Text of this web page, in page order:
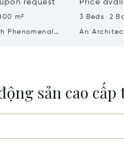
request
m²
Phenomenal
Price
3 Beds 2
An
sản cao